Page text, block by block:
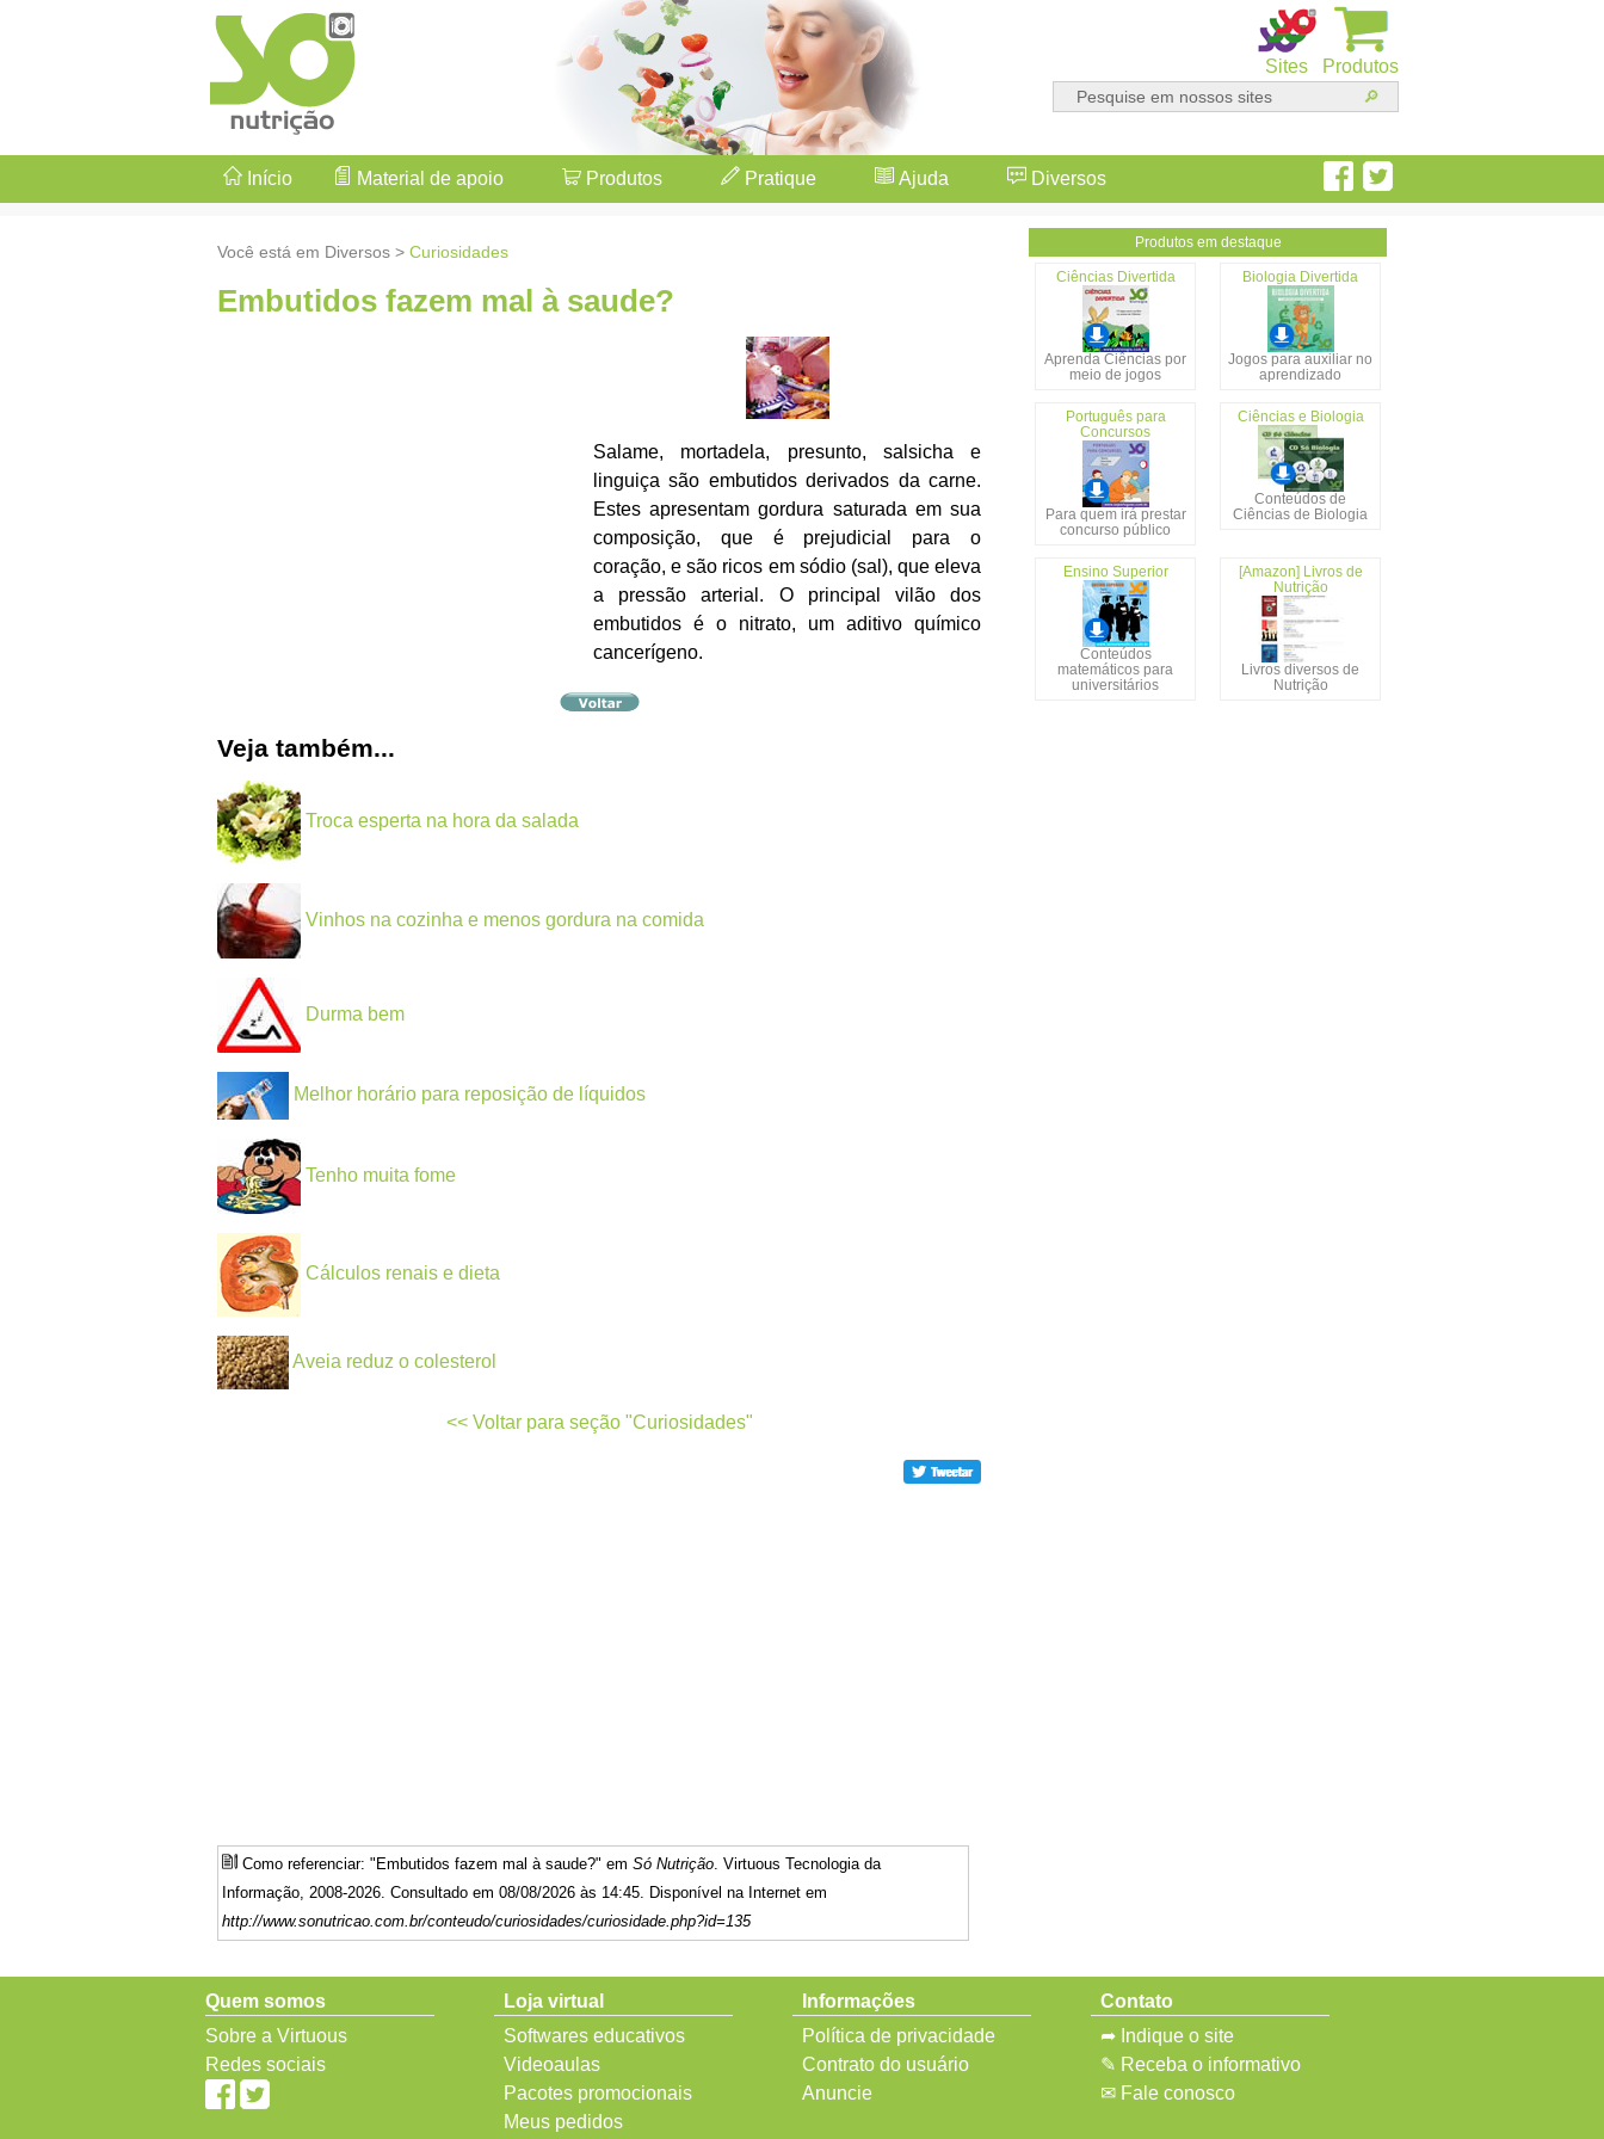
Produtos
Sites
Início Material de apoio Produtos Pratique Ajuda Diversos
Você está em Diversos > Curiosidades
Embutidos fazem mal à saude?
Salame, mortadela, presunto, salsicha e
linguiça são embutidos derivados da carne.
Estes apresentam gordura saturada em sua
composição, que é prejudicial para o
coração, e são ricos em sódio (sal), que eleva
a pressão arterial. O principal vilão dos
embutidos é o nitrato, um aditivo químico
cancerígeno.
Veja também...
Troca esperta na hora da salada
Vinhos na cozinha e menos gordura na comida
Durma bem
Melhor horário para reposição de líquidos
Tenho muita fome
Cálculos renais e dieta
Aveia reduz o colesterol
<< Voltar para seção "Curiosidades"
Como referenciar: "Embutidos fazem mal à saude?" em Só Nutrição . Virtuous Tecnologia da
Informação, 2008-2026. Consultado em 08/08/2026 às 14:45. Disponível na Internet em
http://www.sonutricao.com.br/conteudo/curiosidades/curiosidade.php?id=135
Produtos em destaque
Ciências Divertida
Aprenda Ciências por
meio de jogos
Biologia Divertida
Jogos para auxiliar no
aprendizado
Português para
Concursos
Para quem irá prestar
concurso público
Ciências e Biologia
Conteúdos de
Ciências de Biologia
Ensino Superior
Conteúdos
matemáticos para
universitários
[Amazon] Livros de
Nutrição
Livros diversos de
Nutrição
Quem somos
Sobre a Virtuous
Redes sociais
Loja virtual
Softwares educativos
Videoaulas
Pacotes promocionais
Meus pedidos
Informações
Política de privacidade
Contrato do usuário
Anuncie
Contato
➦ Indique o site
✎ Receba o informativo
✉ Fale conosco